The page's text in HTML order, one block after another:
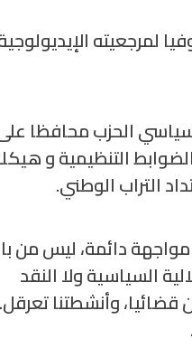
لمرجعيته
الحزب محافظا
التنظيمية و
التراب الوطني.
دائمة، ليس من
السياسية ولا النقد
قضائيا، وأنشطتنا